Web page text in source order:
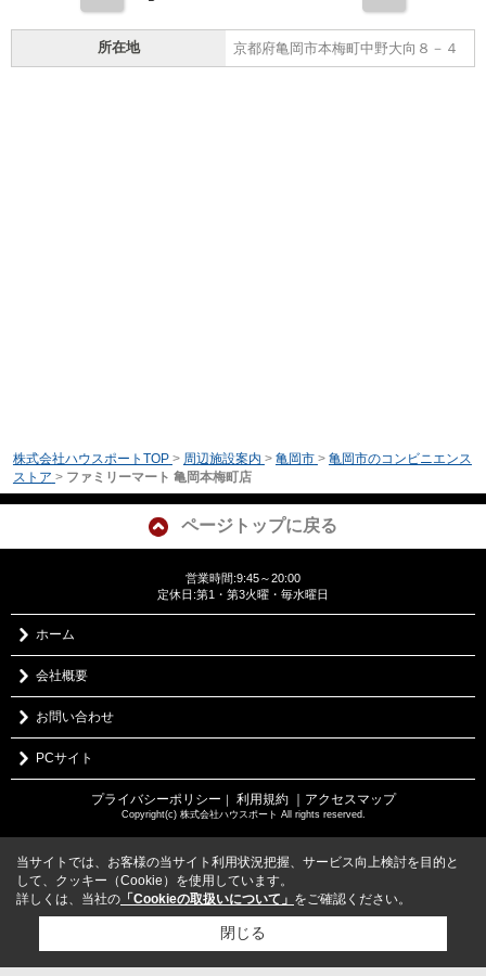
所在地 京都府亀岡市本梅町中野大向８－４
株式会社ハウスポートTOP > 周辺施設案内 > 亀岡市 > 亀岡市のコンビニエンス
ストア > ファミリーマート 亀岡本梅町店
ページトップに戻る
営業時間:9:45～20:00
定休日:第1・第3火曜・毎水曜日
ホーム
会社概要
お問い合わせ
PCサイト
プライバシーポリシー ｜ 利用規約 ｜アクセスマップ
Copyright(c) 株式会社ハウスポート All rights reserved.
当サイトでは、お客様の当サイト利用状況把握、サービス向上検討を目的と
して、クッキー（Cookie）を使用しています。
詳しくは、当社の 「Cookieの取扱いについて」 をご確認ください。
閉じる